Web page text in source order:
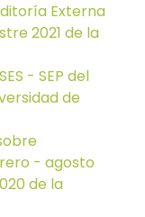
Externa
2021 de la
- SEP del
de
- agosto
de la